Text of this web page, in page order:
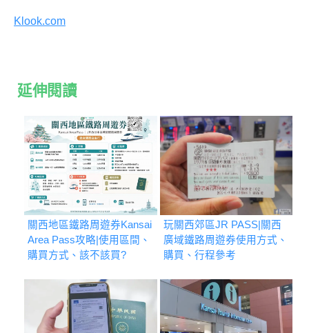
Klook.com
延伸閱讀
關西地區鐵路周遊券Kansai
Area Pass攻略|使用區間、
購買方式、該不該買?
玩關西郊區JR PASS|關西
廣域鐵路周遊券使用方式、
購買、行程參考